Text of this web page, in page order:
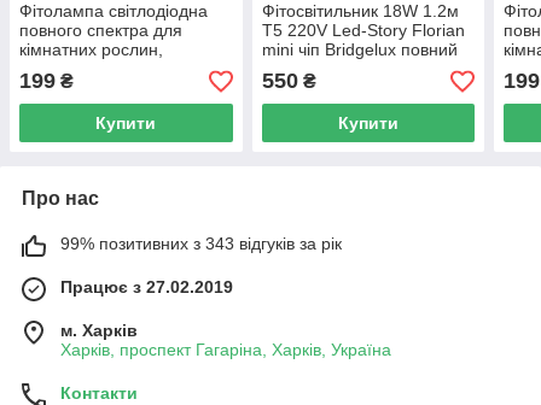
Фітолампа світлодіодна
повного спектра для
кімнатних рослин,
мікрозелені та квітів E27
цоколь, 220 В, 80діодів
199 ₴
Купити
Фітосвітильник 18W 1.2м
Т5 220V Led-Story Florian
mini чіп Bridgelux повний
спектр (магістральний)
550₴
Купити
199
Про нас
99% позитивних з 343 відгуків за рік
Працює з 27.02.2019
м. Харків
Харків, проспект Гагаріна, Харків, Україна
Контакти